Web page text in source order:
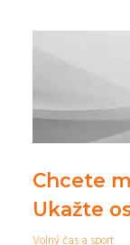
Chcete
Ukažte